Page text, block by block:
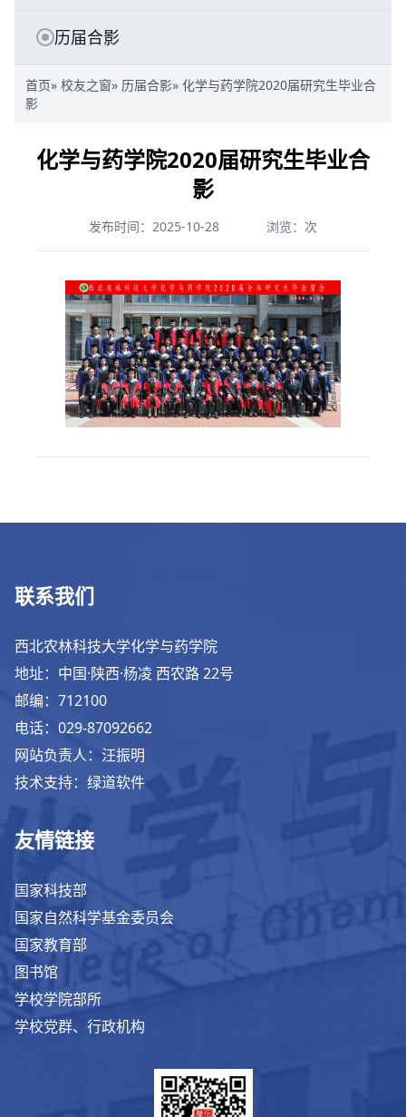
历届合影
首页» 校友之窗» 历届合影» 化学与药学院2020届研究生毕业合
影
化学与药学院2020届研究生毕业合
影
发布时间：2025-10-28 浏览： 次
联系我们
西北农林科技大学化学与药学院
地址：中国·陕西·杨凌 西农路 22号
邮编：712100
电话：029-87092662
网站负责人：汪振明
技术支持：绿道软件
友情链接
国家科技部
国家自然科学基金委员会
国家教育部
图书馆
学校学院部所
学校党群、行政机构